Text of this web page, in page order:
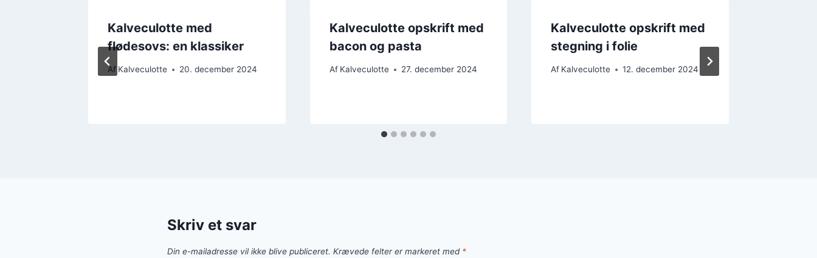
Kalveculotte med
flødesovs: en klassiker
Af Kalveculotte 20. december 2024
Kalveculotte opskrift med
bacon og pasta
Af Kalveculotte 27. december 2024
Kalveculotte opskrift med
stegning i folie
Af Kalveculotte 12. december 2024
Skriv et svar
Din e-mailadresse vil ikke blive publiceret. Krævede felter er markeret med *